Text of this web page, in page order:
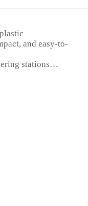
and easy-to-
stations
and
alike.
this soldering